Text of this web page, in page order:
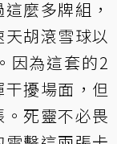
麼多牌組，
胡滾雪球以
因為這套的2
干擾場面，但
死靈不必畏